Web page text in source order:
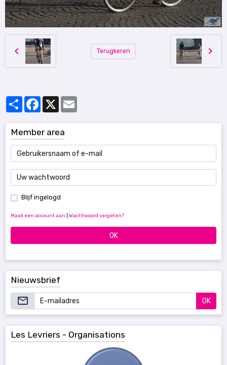
Terugkeren
PartagerFacebook
Member area
Blijf ingelogd
Maak een account aan Wachtwoord vergeten?
OK
Nieuwsbrief
OK
Les Levriers - Organisations